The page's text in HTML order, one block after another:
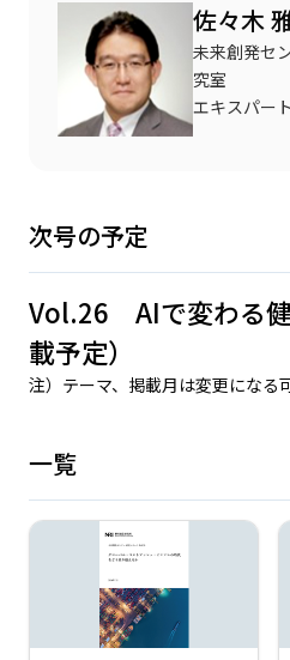
佐々木
未来創発セ
究室
エキスパー
次号の予定
Vol.26 AIで変わる
載予定）
注）テーマ、掲載月は変更になる
一覧